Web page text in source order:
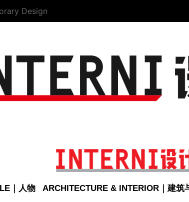
Design
｜人物 ARCHITECTURE & INTERIOR｜建筑